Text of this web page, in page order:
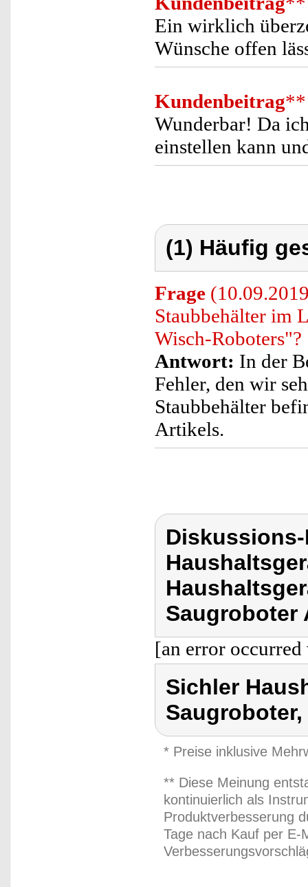
Ein wirklich
Wünsche offen
Kundenbeitrag**
Wunderbar! Da
einstellen kann
(1) Häufig
Frage
Staubbehälter im
Wisch-Roboters"?
Antwort: In der
Fehler, den wir
Staubbehälter
Artikels.
Saugroboter
[an error
Sichler
* Preise inklusive
** Diese Meinung
kontinuierlich als
Produktverbesserung
Tage nach Kauf per E-